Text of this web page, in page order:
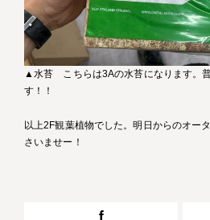
▲水苔 こちらは3Aの水苔になります。
す！！
以上2F観葉植物でした。明日からのオー
さいませー！